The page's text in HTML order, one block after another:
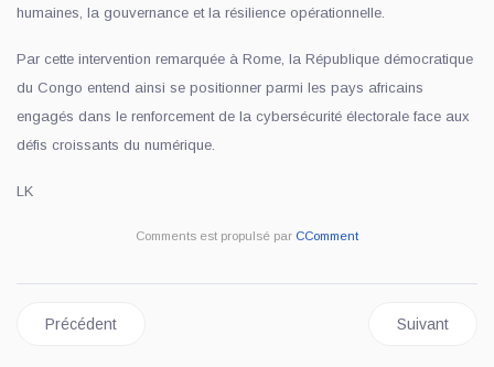
humaines, la gouvernance et la résilience opérationnelle.
Par cette intervention remarquée à Rome, la République démocratique
du Congo entend ainsi se positionner parmi les pays africains
engagés dans le renforcement de la cybersécurité électorale face aux
défis croissants du numérique.
LK
Comments est propulsé par CComment
Article précédent : Kampala et Kinshasa renforcent leur
Précédent Article
Suivant